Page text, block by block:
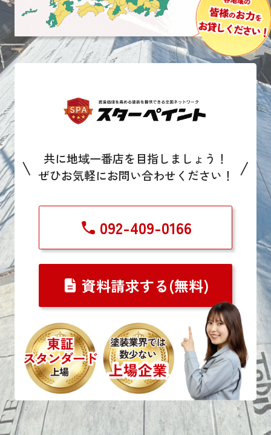
\
共に地域一番店を目指しましょう！
ぜひお気軽にお問い合わせください！
/
092-409-0166
資料請求する(無料)